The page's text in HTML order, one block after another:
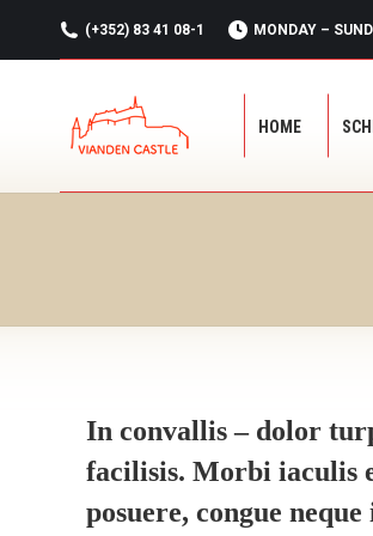
(+352) 83 41 08-1 MONDAY –
HOME
In convallis – dolor
facilisis. Morbi iaculis
posuere, congue